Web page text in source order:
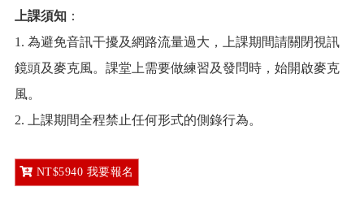
上課須知：
1. 為避免音訊干擾及網路流量過大，上課期間請關閉視訊
鏡頭及麥克風。課堂上需要做練習及發問時，始開啟麥克
風。
2. 上課期間全程禁止任何形式的側錄行為。
NT$5940 我要報名